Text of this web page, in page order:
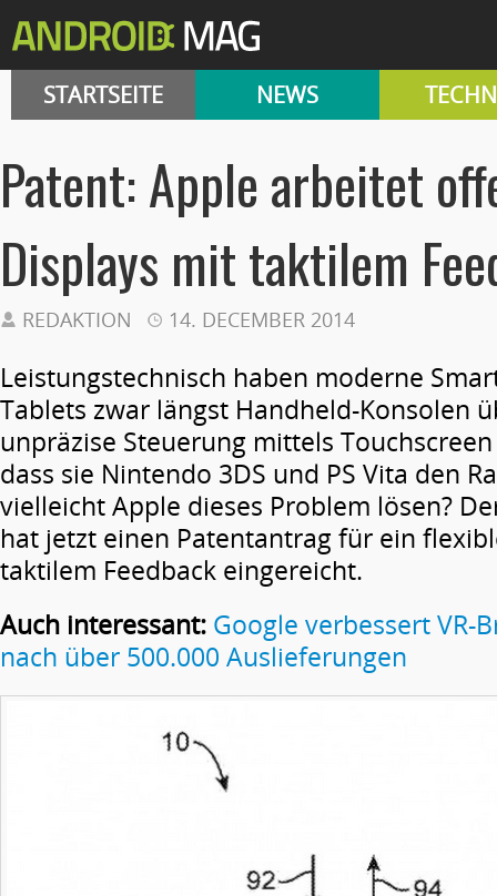
STARTSEITE NEWS
Patent: Apple arbeitet
Displays mit taktilem
REDAKTION 14. DECEMBER 2014
Leistungstechnisch haben moderne
Tablets zwar längst Handheld-Konsolen
unpräzise Steuerung mittels
dass sie Nintendo 3DS und PS Vita den
vielleicht Apple dieses Problem lösen?
hat jetzt einen Patentantrag für ein
taktilem Feedback eingereicht.
Auch interessant: Google verbessert VR-
nach über 500.000 Auslieferungen